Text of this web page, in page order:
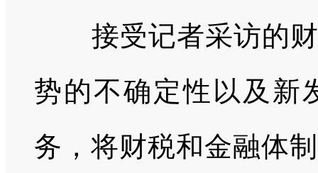
接受记者采访的财
势的不确定性以及新
务，将财税和金融体